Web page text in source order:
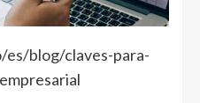
blog/claves-para-